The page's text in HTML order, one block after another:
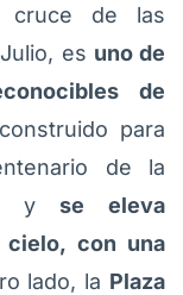
de las
es uno de
de
para
de la
yse eleva
cielo, con una
lado, la Plaza